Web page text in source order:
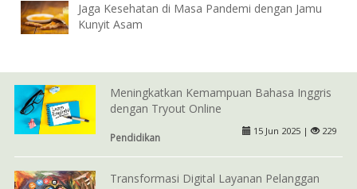
Jaga Kesehatan di Masa Pandemi dengan Jamu
Kunyit Asam
Meningkatkan Kemampuan Bahasa Inggris
dengan Tryout Online
Pendidikan
15 Jun 2025 | 229
Transformasi Digital Layanan Pelanggan